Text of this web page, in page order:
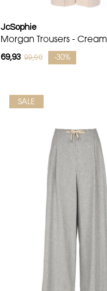
JcSophie
Morgan Trousers - Cream
69,93 99,90 -30%
SALE